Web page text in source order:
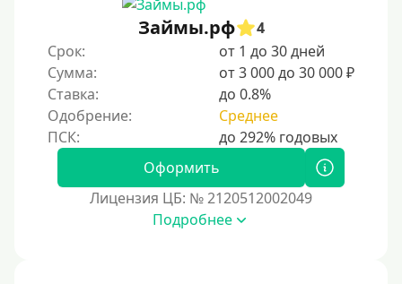
Займы.рф
4
Срок:
от 1 до 30 дней
Сумма:
от 3 000 до 30 000 ₽
Ставка:
до 0.8%
Одобрение:
Среднее
Оформить
Лицензия ЦБ: № 2120512002049
Подробнее